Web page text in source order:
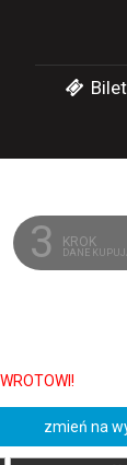
3 KROK
DANE
zmień na